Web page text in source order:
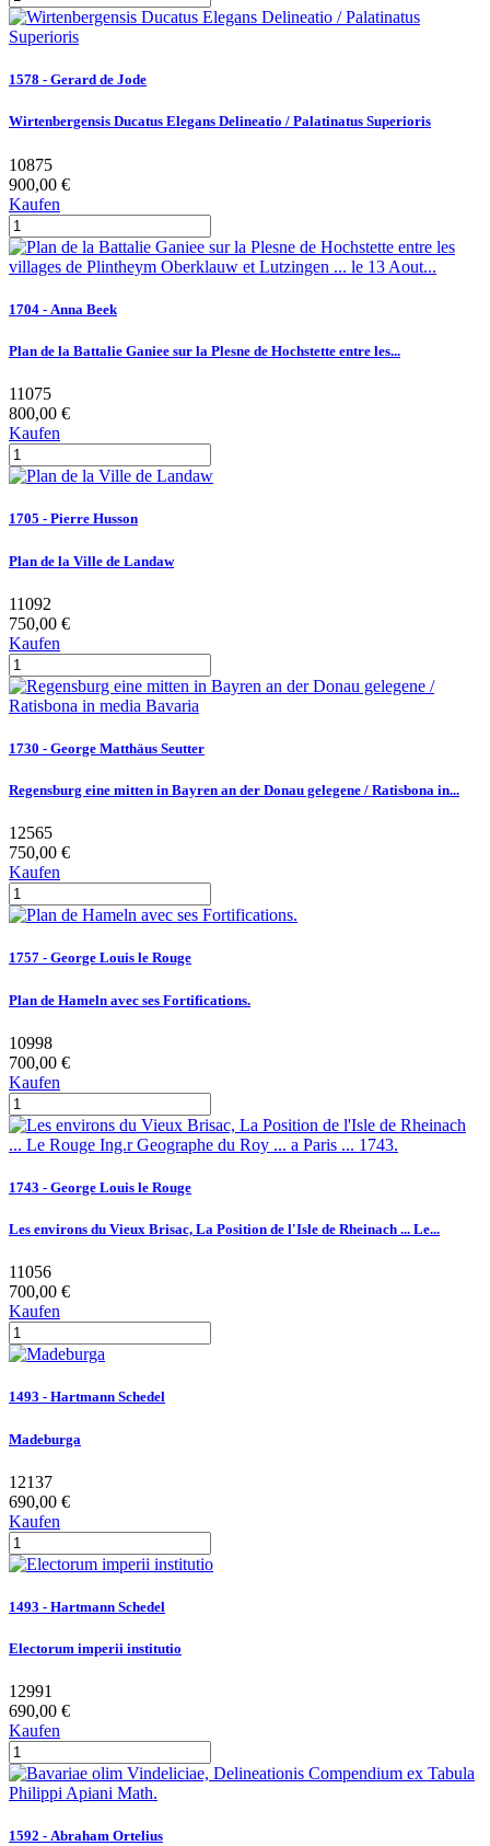
1578 - Gerard de Jode
Wirtenbergensis Ducatus Elegans Delineatio / Palatinatus Superioris
10875
900,00 €
Kaufen
1704 - Anna Beek
Plan de la Battalie Ganiee sur la Plesne de Hochstette entre les...
11075
800,00 €
Kaufen
1705 - Pierre Husson
Plan de la Ville de Landaw
11092
750,00 €
Kaufen
1730 - George Matthäus Seutter
Regensburg eine mitten in Bayren an der Donau gelegene / Ratisbona in...
12565
750,00 €
Kaufen
1757 - George Louis le Rouge
Plan de Hameln avec ses Fortifications.
10998
700,00 €
Kaufen
1743 - George Louis le Rouge
Les environs du Vieux Brisac, La Position de l'Isle de Rheinach ... Le...
11056
700,00 €
Kaufen
1493 - Hartmann Schedel
Madeburga
12137
690,00 €
Kaufen
1493 - Hartmann Schedel
Electorum imperii institutio
12991
690,00 €
Kaufen
1592 - Abraham Ortelius